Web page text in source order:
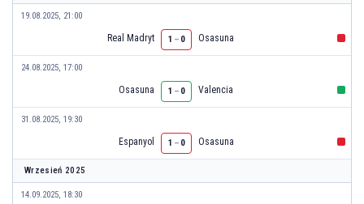
19.08.2025, 21:00
Real Madryt 1 – 0 Osasuna
24.08.2025, 17:00
Osasuna 1 – 0 Valencia
31.08.2025, 19:30
Espanyol 1 – 0 Osasuna
Wrzesień 2025
14.09.2025, 18:30